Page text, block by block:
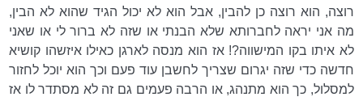
רוצה, הוא רוצה כן להבין, אבל הוא לא יכול הגיד שהוא לא הבין,
מה אני יראה לחברותא שלא הבנתי או שזה לא ברור לי או שאני
לא איתו בקו המישווה?! אז הוא מנסה לארגן כאילו איזשהו קושיא
חדשה כדי שזה יגרום שצריך לחשבן עוד פעם וכך הוא יוכל לחזור
למסלול, כך הוא מתנהג, או הרבה פעמים גם זה לא מסתדר לו אז